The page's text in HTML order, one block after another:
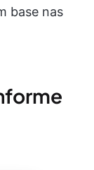
base nas